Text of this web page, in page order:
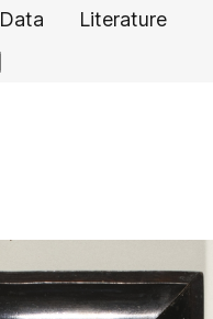
Data Literature